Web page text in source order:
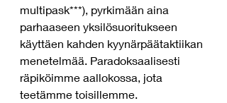
multipask***), pyrkimään aina
parhaaseen yksilösuoritukseen
käyttäen kahden kyynärpäätaktiikan
menetelmää. Paradoksaalisesti
räpiköimme aallokossa, jota
teetämme toisillemme.